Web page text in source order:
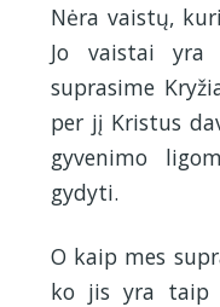
Nėra vaistų,
Jo vaistai yra
suprasime
per jį Kristus
gyvenimo
gydyti.
O kaip mes
ko jis yra taip